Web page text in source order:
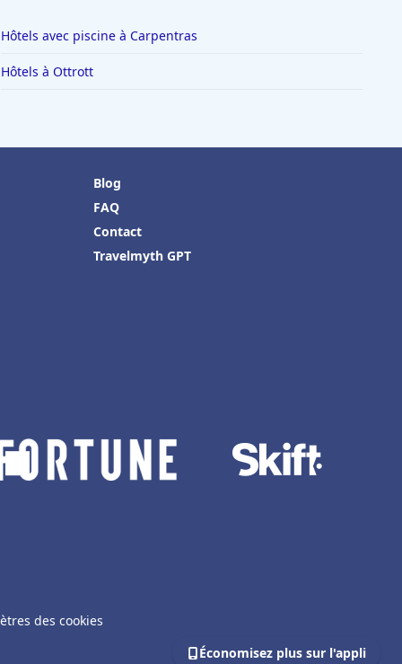
Hôtels avec piscine à Carpentras
Hôtels à Ottrott
Blog
FAQ
Contact
Travelmyth GPT
des cookies
Économisez plus sur l'appli